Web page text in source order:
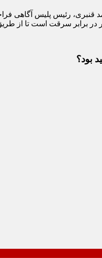
قنبری، رئیس پلیس آگاهی
در برابر سرقت است تا
بود؟